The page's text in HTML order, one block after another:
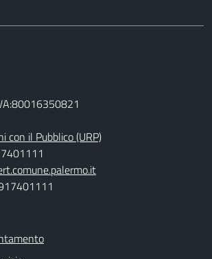
con il Pubblico (URP)